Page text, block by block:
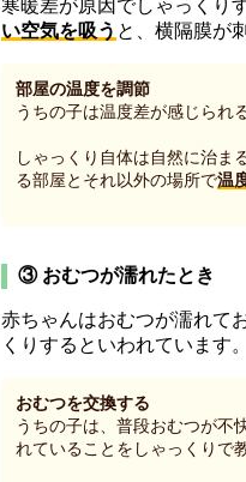
寒暖差が原因でしゃっくり
い空気を吸う と、横隔膜が
部屋の温度を調節
うちの子は温度差が感じられ
しゃっくり自体は自然に治ま
る部屋とそれ以外の場所で温
③ おむつが濡れたとき
赤ちゃんはおむつが濡れて
くりするといわれています。
おむつを交換する
うちの子は、普段おむつが不
れていることをしゃっくりで